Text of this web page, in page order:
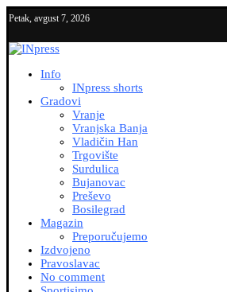
Petak, avgust 7, 2026
Info
INpress shorts
Gradovi
Vranje
Vranjska Banja
Vladičin Han
Trgovište
Surdulica
Bujanovac
Preševo
Bosilegrad
Magazin
Preporučujemo
Izdvojeno
Pravoslavac
No comment